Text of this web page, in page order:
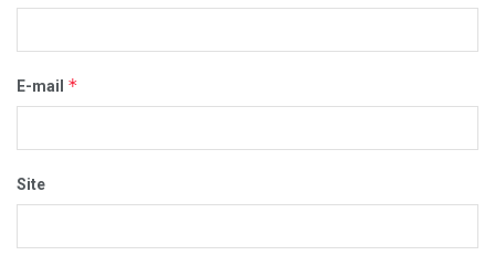
E-mail *
Site